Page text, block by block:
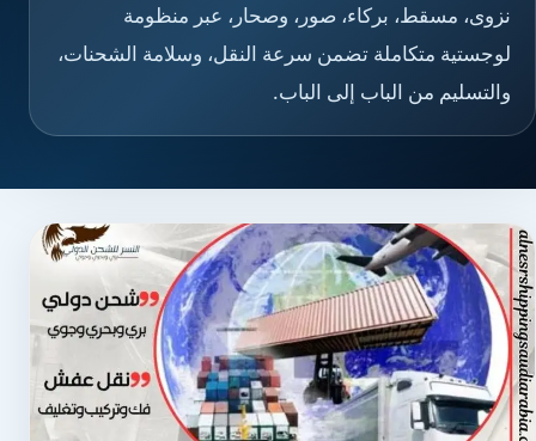
نزوى، مسقط، بركاء، صور، وصحار، عبر منظومة
لوجستية متكاملة تضمن سرعة النقل، وسلامة الشحنات،
والتسليم من الباب إلى الباب.